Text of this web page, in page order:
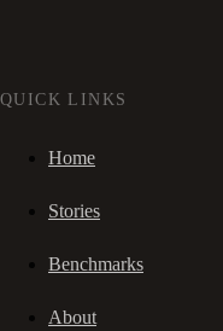
QUICK LINKS
Home
Stories
Benchmarks
About